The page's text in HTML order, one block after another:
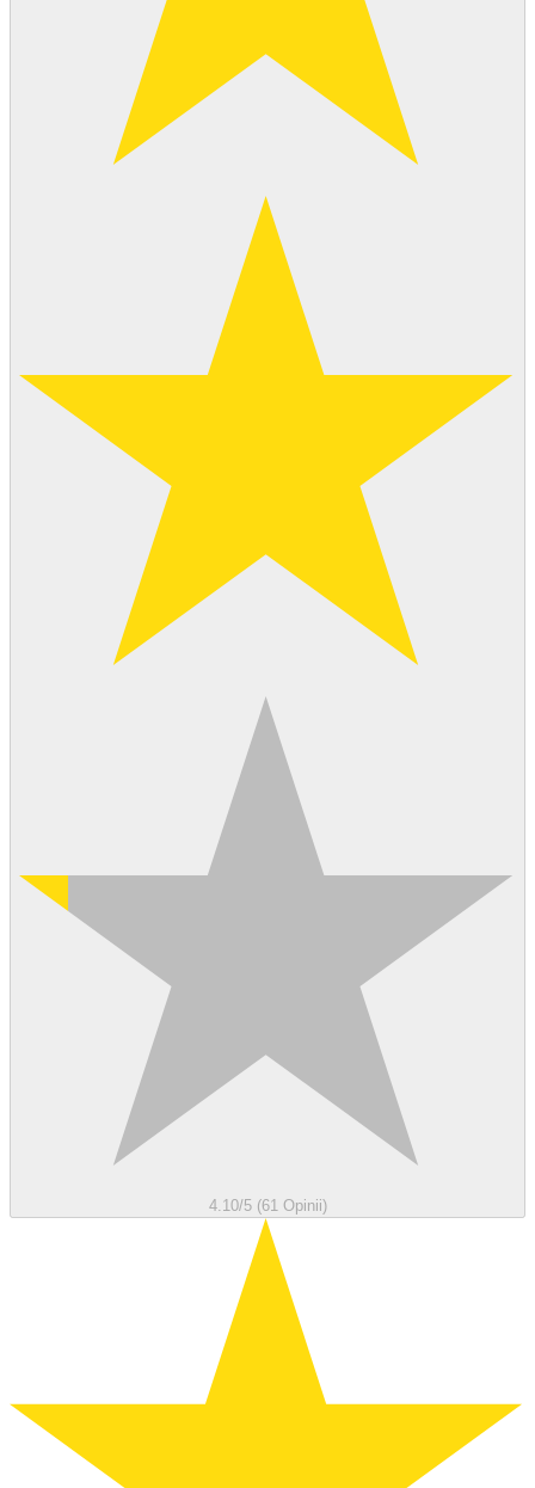
4.10/5 (61 Opinii)